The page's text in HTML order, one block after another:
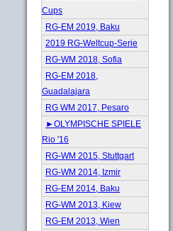
Cups
RG-EM 2019, Baku
2019 RG-Weltcup-Serie
RG-WM 2018, Sofia
RG-EM 2018,
Guadalajara
RG WM 2017, Pesaro
►OLYMPISCHE SPIELE
Rio '16
RG-WM 2015, Stuttgart
RG-WM 2014, Izmir
RG-EM 2014, Baku
RG-WM 2013, Kiew
RG-EM 2013, Wien